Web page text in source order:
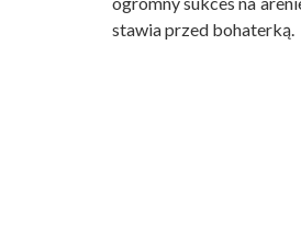
stawia przed bohaterką.